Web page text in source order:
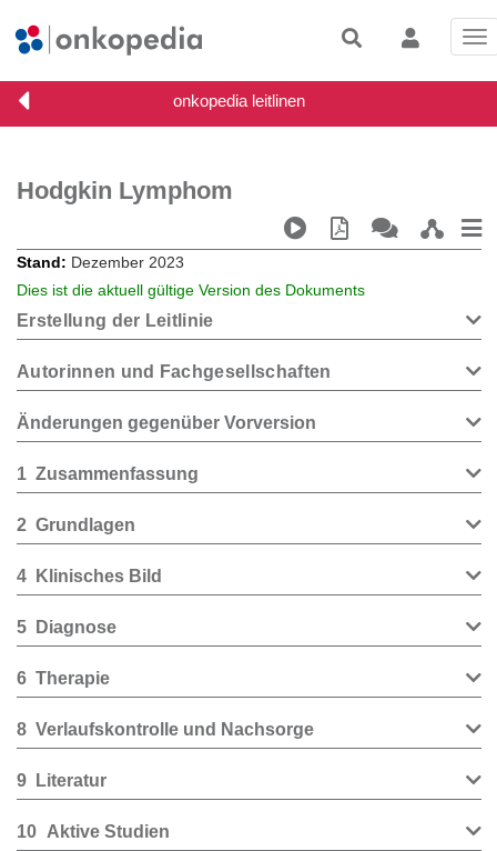
Hodgkin Lymphom
Stand
Dezember 2023
Dies ist die aktuell gültige Version des Dokuments
Erstellung der Leitlinie
Autorinnen und Fachgesellschaften
Änderungen gegenüber Vorversion
1 Zusammenfassung
2 Grundlagen
4 Klinisches Bild
5 Diagnose
6 Therapie
8 Verlaufskontrolle und Nachsorge
9 Literatur
10 Aktive Studien